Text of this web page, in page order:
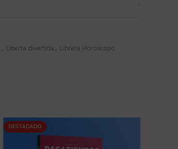
, Liberta divertida , Libreta Horóscopo
DESTACADO